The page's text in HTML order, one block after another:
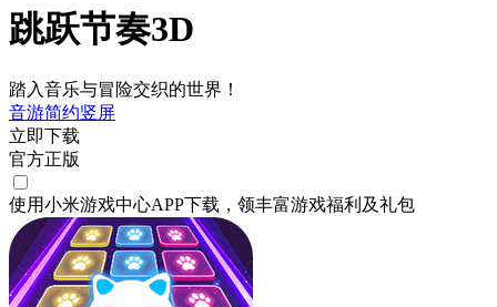
跳跃节奏3D
踏入音乐与冒险交织的世界！
音游简约竖屏
立即下载
官方正版
使用小米游戏中心APP下载 ，领丰富游戏福利 及礼包